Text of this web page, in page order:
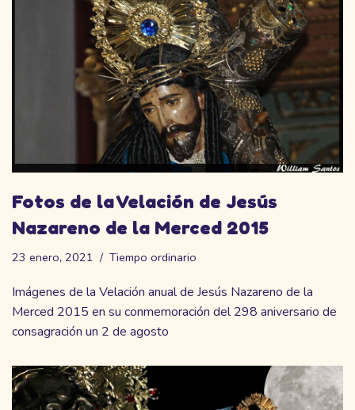
Fotos de la Velación de Jesús
Nazareno de la Merced 2015
23 enero, 2021 Tiempo ordinario
Imágenes de la Velación anual de Jesús Nazareno de la
Merced 2015 en su conmemoración del 298 aniversario de
consagración un 2 de agosto